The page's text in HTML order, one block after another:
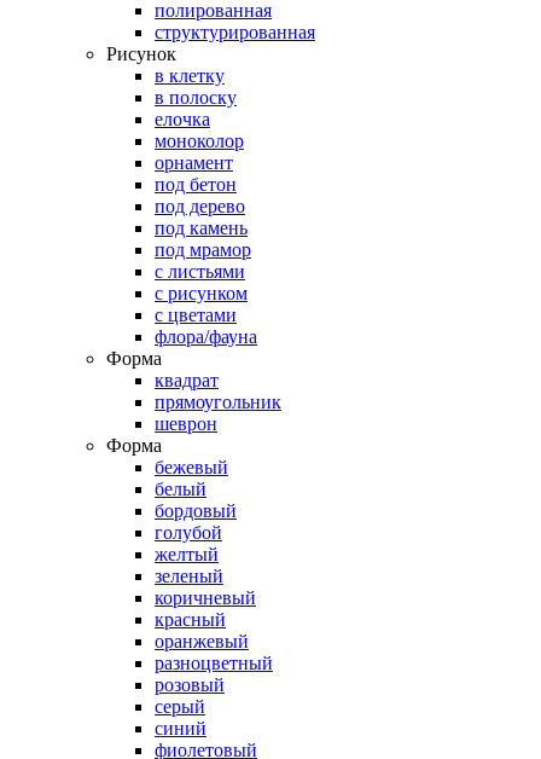
полированная
структурированная
Рисунок
в клетку
в полоску
елочка
моноколор
орнамент
под бетон
под дерево
под камень
под мрамор
с листьями
с рисунком
с цветами
флора/фауна
Форма
квадрат
прямоугольник
шеврон
Форма
бежевый
белый
бордовый
голубой
желтый
зеленый
коричневый
красный
оранжевый
разноцветный
розовый
серый
синий
фиолетовый